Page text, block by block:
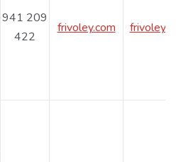
941 209
422
frivoley.com